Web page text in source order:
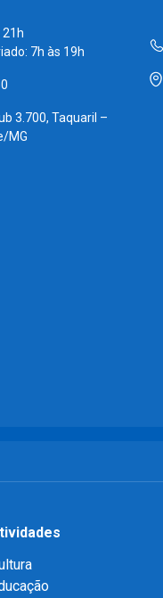
21h
7h às 19h
3.700, Taquaril –
MG